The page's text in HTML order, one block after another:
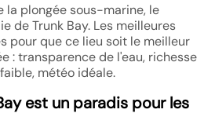
la plongée sous-marine, le
de Trunk Bay. Les meilleures
pour que ce lieu soit le meilleur
: transparence de l'eau, richesse
météo idéale.
est un paradis pour les